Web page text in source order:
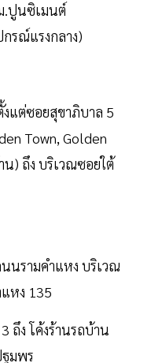
.ปูนซิเมนต์
รณ์แรงกลาง)
แต่ซอยสุขาภิบาล 5
Town, Golden
) ถึง บริเวณซอยใต้
นรามคำแหง บริเวณ
หง 135
ถึง โค้งร้านรถบ้าน
มพร